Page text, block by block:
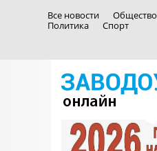
Все новости Общество
Политика
Спорт